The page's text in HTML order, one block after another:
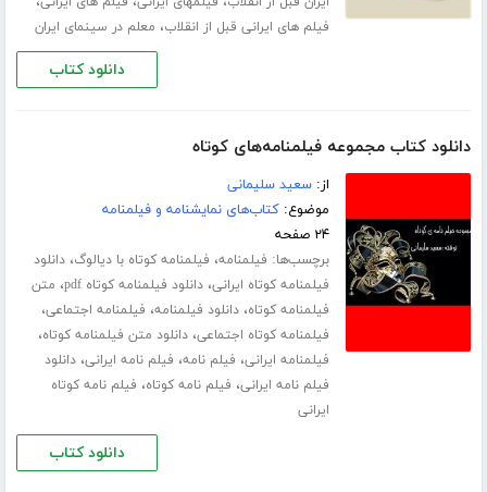
فیلم های ایرانی قبل از انقلاب، معلم در سینمای ایران
دانلود کتاب
دانلود کتاب مجموعه فیلمنامه‌های کوتاه
از:سعید سلیمانی
موضوع:کتاب‌های نمایشنامه و فیلمنامه
۲۴ صفحه
برچسب‌ها: فیلمنامه، فیلمنامه کوتاه با دیالوگ،دانلود
فیلمنامه کوتاه ایرانی،دانلود فیلمنامه کوتاه pdf ، متن
فیلمنامه کوتاه،دانلود فیلمنامه، فیلمنامه اجتماعی،
فیلمنامه کوتاه اجتماعی،دانلود متن فیلمنامه کوتاه،
فیلمنامه ایرانی، فیلم نامه، فیلم نامه ایرانی،دانلود
فیلم نامه ایرانی، فیلم نامه کوتاه، فیلم نامه کوتاه
ایرانی
دانلود کتاب